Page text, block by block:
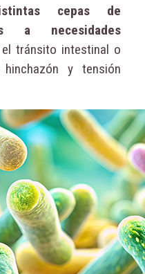
cepas de
a necesidades
tránsito intestinal o
y tensión